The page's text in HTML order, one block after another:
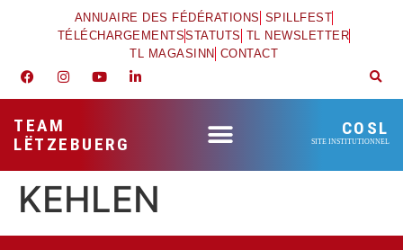
ANNUAIRE DES FÉDÉRATIONS SPILLFEST
TÉLÉCHARGEMENTSSTATUTS TL NEWSLETTER
TL MAGASINN CONTACT
TEAM
LËTZEBUERG
COSL
SITE INSTITUTIONNEL
KEHLEN